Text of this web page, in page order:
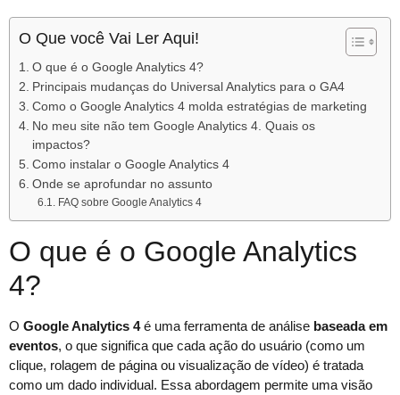
O Que você Vai Ler Aqui!
O que é o Google Analytics 4?
Principais mudanças do Universal Analytics para o GA4
Como o Google Analytics 4 molda estratégias de marketing
No meu site não tem Google Analytics 4. Quais os
impactos?
Como instalar o Google Analytics 4
Onde se aprofundar no assunto
FAQ sobre Google Analytics 4
O que é o Google Analytics
4?
O Google Analytics 4é uma ferramenta de análise baseada em
eventos, o que significa que cada ação do usuário (como um
clique, rolagem de página ou visualização de vídeo) é tratada
como um dado individual. Essa abordagem permite uma visão